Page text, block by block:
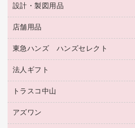
食品添加物製品
プレゼン用ファイル
ファイルボックス
パイプ式ファイル
その他ファイル
クリヤーホルダー
マーキングペン（油性）
マーキングペン（水性）
ボールペン（油性）
ボールペン（ゲルインク）
シャープペンシル用替芯
備品／小物ケース
透明テープ 事務用
電話台
針なしステープラー
紙めくり
裁断機
介護用品
医療関連用品
工事関連用品
屋外用品
設計・製図用品
設計・製図用品
店舗用品
店舗運営用品
陳列什器
紙手提げ袋
レジ・ポリ袋
ディスプレイ用品
東急ハンズ ハンズセレクト
東急ハンズ
法人ギフト
高島屋
カウネットギフト
高島屋（食品・飲料）
トラスコ中山
建築・作業用品
アズワン